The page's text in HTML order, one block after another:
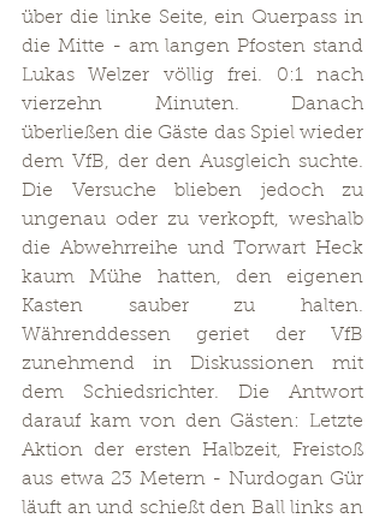
über die linke Seite, ein Querpass in
die Mitte - am langen Pfosten stand
Lukas Welzer völlig frei. 0:1 nach
vierzehn Minuten. Danach
überließen die Gäste das Spiel wieder
dem VfB, der den Ausgleich suchte.
Die Versuche blieben jedoch zu
ungenau oder zu verkopft, weshalb
die Abwehrreihe und Torwart Heck
kaum Mühe hatten, den eigenen
Kasten sauber zu halten.
Währenddessen geriet der VfB
zunehmend in Diskussionen mit
dem Schiedsrichter. Die Antwort
darauf kam von den Gästen: Letzte
Aktion der ersten Halbzeit, Freistoß
aus etwa 23 Metern - Nurdogan Gür
läuft an und schießt den Ball links an